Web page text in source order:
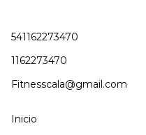
541162273470
1162273470
Fitnesscala@gmail.com
Inicio